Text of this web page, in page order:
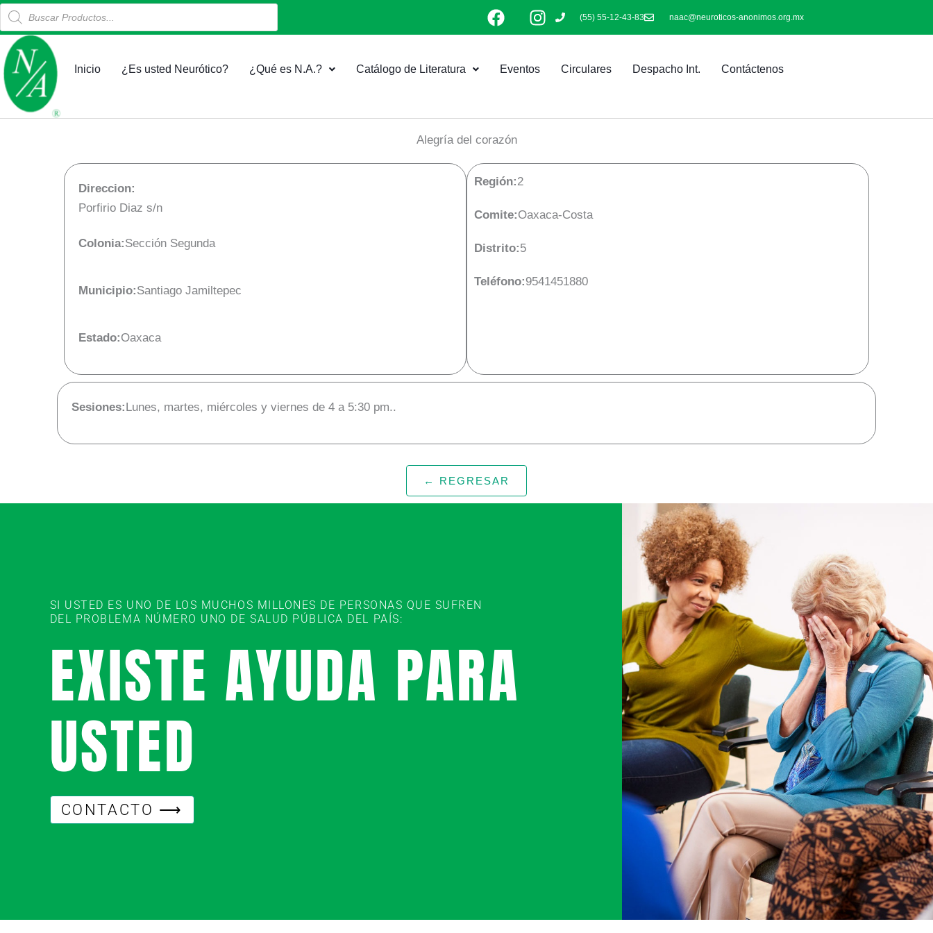
al
contenido
Products
search
F
a
e
b
I
n
a
(55) 55-12-43-83 naac@neuroticos-anonimos.org.mx
Inicio ¿Es usted Neurótico? ¿Qué es N.A.? Catálogo de Literatura Eventos Circulares Despacho Int. Contáctenos
Alegría del corazón
Direccion:
Porfirio Diaz s/n
Colonia:Sección Segunda
Municipio:Santiago Jamiltepec
Estado:Oaxaca
Región:2
Comite:Oaxaca-Costa
Distrito:5
Teléfono:9541451880
Sesiones:Lunes, martes, miércoles y viernes de 4 a 5:30 pm..
← REGRESAR
SI USTED ES UNO DE LOS MUCHOS MILLONES DE PERSONAS QUE SUFREN
DEL PROBLEMA NÚMERO UNO DE SALUD PÚBLICA DEL PAÍS:
EXISTE AYUDA PARA
USTED
CONTACTO ⟶